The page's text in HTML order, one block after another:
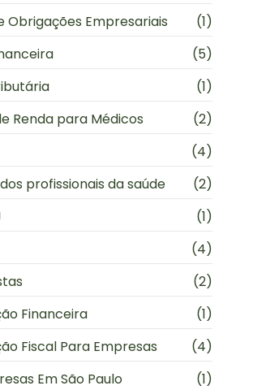
Obrigações Empresariais
(1)
(5)
(1)
Renda para Médicos
(2)
(4)
profissionais da saúde
(2)
(1)
(4)
(2)
Financeira
(1)
Fiscal Para Empresas
(4)
Em São Paulo
(1)